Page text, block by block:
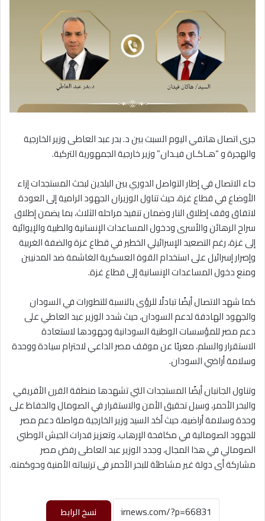
جرى اتصال هاتفي اليوم السبت بين د. بدر عبد العاطى وزير الخارجية
والهجرة و “هـاكـان فيـدان” وزير خارجية الجمهورية التركية.
جاء الاتصال في إطار التواصل الدوري بين البلدين لبحث المستجدات إزاء
الأوضاع في قطاع غزة، حيث تناول الوزيران الجهود الرامية إلى العودة
لاتفاق وقف إطلاق النار وضمان تنفيذ مراحله الثلاث، بما يضمن إطلاق
سراح الرهائن والأسرى ودخول المساعدات الإنسانية والطبية والإيوائية
إلى غزة، رغم التصعيد الإسرائيلي الخطير في قطاع غزة والضفة الغربية
وإصرار إسرائيل على استخدام القوة العسكرية الغاشمة ضد المدنيين
ومنع دخول المساعدات الإنسانية إلى قطاع غزة.
كما شهد الاتصال أيضًا تبادلًا للرؤى بالنسبة للتطورات في السودان
والجهود الهادفة لدعم السودان، حيث شدد الوزير عبد العاطي على
دعم مصر للمؤسسات الوطنية السودانية وجهودها لاستعادة
الاستقرار والسلم، معربًا عن موقف مصر الداعي لاحترام سيادة ووحدة
وسلامة أراضي السودان.
وتناول الجانبان أيضًا المستجدات التي تشهدها منطقة القرن الأفريقي
والبحر الأحمر، وسبل تحقيق الأمن والاستقرار في الصومال والحفاظ على
وحدة وسلامة أراضيه، حيث أكد السيد وزير الخارجية مواصلة دعم مصر
للجهود الصومالية في مكافحة الإرهاب، وتعزيز قدرات الجيش الوطني
الصومالي في هذا المجال، وجدد الوزير عبد العاطى رفض مصر
مشاركة أى دولة غير مشاطئة للبحر الأحمر فى ترتيباته الأمنية وحوكمته.
نسخ الرابط